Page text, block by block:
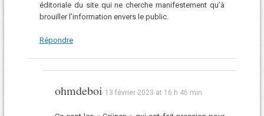
éditoriale du site qui ne cherche manifestement qu’à
brouiller l’information envers le public.
Répondre
ohmdeboi 13 février 2023 at 16 h 46 min